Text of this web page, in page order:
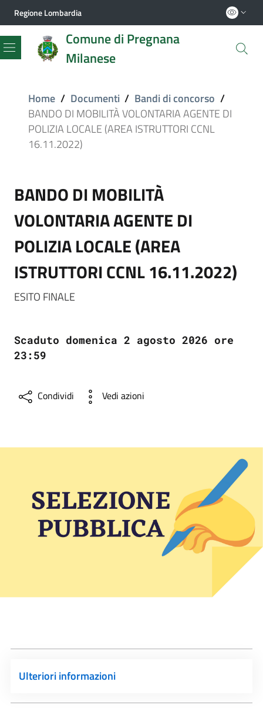
Regione Lombardia
Comune di Pregnana
Milanese
Menu
Home / Documenti / Bandi di concorso /
BANDO DI MOBILITÀ VOLONTARIA AGENTE DI
POLIZIA LOCALE (AREA ISTRUTTORI CCNL
16.11.2022)
BANDO DI MOBILITÀ
VOLONTARIA AGENTE DI
POLIZIA LOCALE (AREA
ISTRUTTORI CCNL 16.11.2022)
ESITO FINALE
Scaduto domenica 2 agosto 2026 ore
23:59
Condividi Vedi azioni
Ulteriori informazioni